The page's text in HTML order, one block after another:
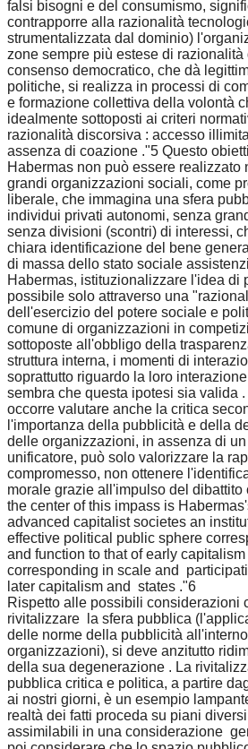
falsi bisogni e del consumismo,
contrapporre alla razionalità
strumentalizzata dal dominio)
zone sempre più estese di razionalità
consenso democratico, che dà
politiche, si realizza in processi di
e formazione collettiva della volontà
idealmente sottoposti ai criteri
razionalità discorsiva : accesso
assenza di coazione ."5 Questo
Habermas non può essere
grandi organizzazioni sociali, come
liberale, che immagina una sfera
individui privati autonomi, senza
senza divisioni (scontri) di interessi,
chiara identificazione del bene
di massa dello stato sociale
Habermas, istituzionalizzare l'idea di
possibile solo attraverso una
dell'esercizio del potere sociale e
comune di organizzazioni in
sottoposte all'obbligo della
struttura interna, i momenti di
soprattutto riguardo la loro
sembra che questa ipotesi sia valida
occorre valutare anche la critica
l'importanza della pubblicità e della
delle organizzazioni, in assenza di
unificatore, può solo valorizzare la
compromesso, non ottenere
morale grazie all'impulso del dibattito
the center of this impass is
advanced capitalist societes an
effective political public sphere
and function to that of early
corresponding in scale and
later capitalism and states ."6
Rispetto alle possibili considerazioni
rivitalizzare la sfera pubblica
delle norme della pubblicità
organizzazioni), si deve anzitutto
della sua degenerazione . La
pubblica critica e politica, a partire
ai nostri giorni, è un esempio
realtà dei fatti proceda su piani
assimilabili in una considerazione